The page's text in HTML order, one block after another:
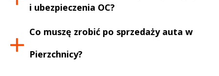
i ubezpieczenia OC?
Co muszę zrobić po sprzedaży auta w
Pierzchnicy?